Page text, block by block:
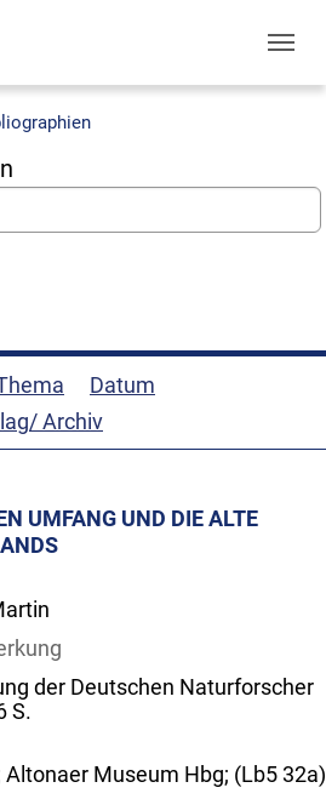
Datum
Archiv
UMFANG UND DIE ALTE
der Deutschen Naturforscher
S.
Altonaer Museum Hbg; (Lb5 32a)